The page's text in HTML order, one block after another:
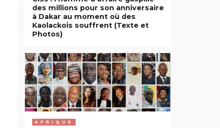
des millions pour son anniversaire
à Dakar au moment où des
Kaolackois souffrent (Texte et
Photos)
AFRIQUE